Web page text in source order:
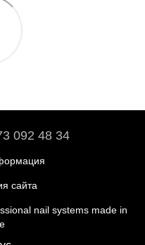
092 48 34
сайта
nail systems made in